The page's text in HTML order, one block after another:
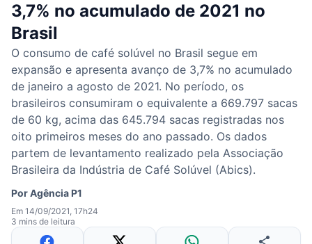
3,7% no acumulado de 2021 no
Brasil
O consumo de café solúvel no Brasil segue em
expansão e apresenta avanço de 3,7% no acumulado
de janeiro a agosto de 2021. No período, os
brasileiros consumiram o equivalente a 669.797 sacas
de 60 kg, acima das 645.794 sacas registradas nos
oito primeiros meses do ano passado. Os dados
partem de levantamento realizado pela Associação
Brasileira da Indústria de Café Solúvel (Abics).
PorAgência P1
Em 14/09/2021, 17h24
3 mins de leitura